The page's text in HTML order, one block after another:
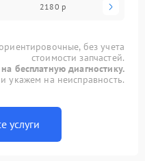
2180 р
без учета
стоимости запчастей.
бесплатную диагностику.
укажем на неисправность.
услуги